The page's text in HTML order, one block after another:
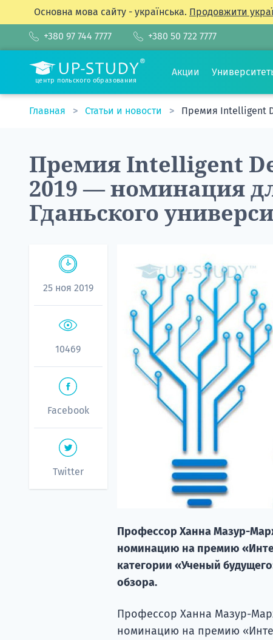
Основна мова сайту - українська. Продовжити
+380 97 744 7777 +380 50 722 7777
центр польского образования
Акции
Главная Статьи и новости Премия Intelligent
Премия Intelligent
2019 — номинация
Гданьского
25 ноя 2019
10469
Facebook
Twitter
Профессор Ханна Мазур-
номинацию на премию
категории «Ученый
обзора.
Профессор Ханна Мазур-
номинацию на премию